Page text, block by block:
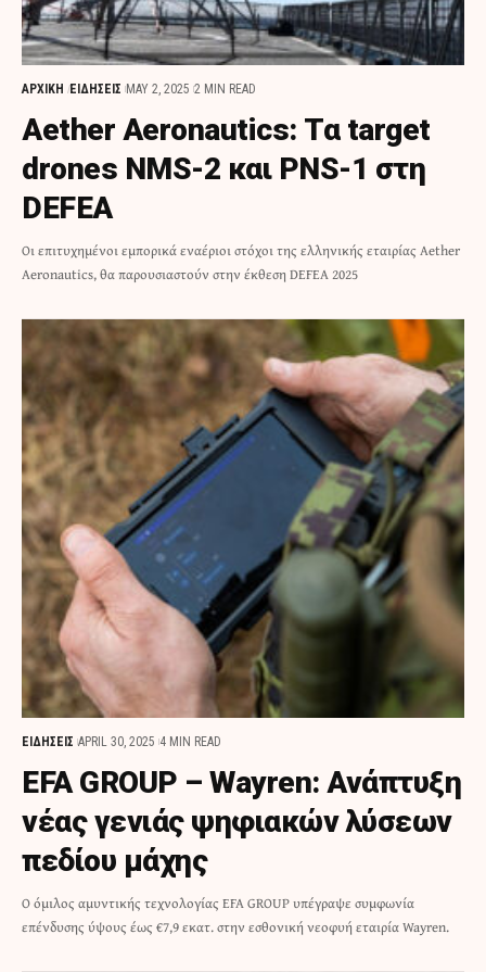
ΑΡΧΙΚΗ ΕΙΔΗΣΕΙΣ MAY 2, 2025 2 MIN READ
Αether Aeronautics: Τα target
drones NMS-2 και PNS-1 στη
DEFEA
Οι επιτυχημένοι εμπορικά εναέριοι στόχοι της ελληνικής εταιρίας Aether
Aeronautics, θα παρουσιαστούν στην έκθεση DEFEA 2025
ΕΙΔΗΣΕΙΣ APRIL 30, 2025 4 MIN READ
EFA GROUP – Wayren: Ανάπτυξη
νέας γενιάς ψηφιακών λύσεων
πεδίου μάχης
Ο όμιλος αμυντικής τεχνολογίας EFA GROUP υπέγραψε συμφωνία
επένδυσης ύψους έως €7,9 εκατ. στην εσθονική νεοφυή εταιρία Wayren.